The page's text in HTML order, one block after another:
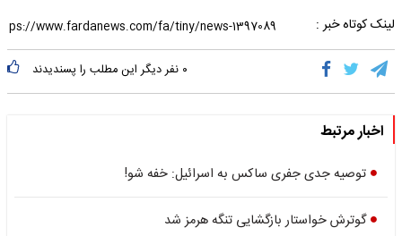
لینک کوتاه خبر :
۰ نفر دیگر این مطلب را پسندیدند
اخبار مرتبط
توصیه جدی جفری ساکس به اسرائیل: خفه شو!
گوترش خواستار بازگشایی تنگه هرمز شد